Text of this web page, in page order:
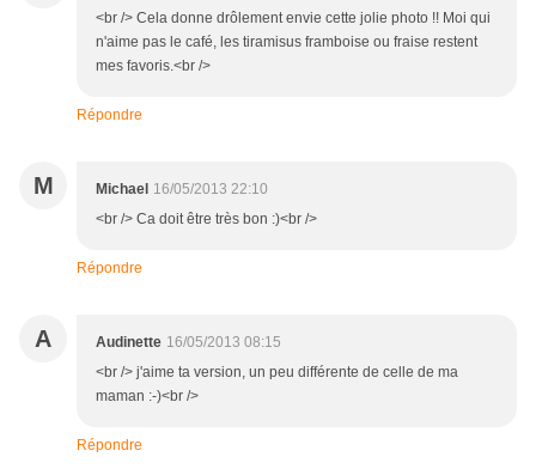
<br /> Cela donne drôlement envie cette jolie photo !! Moi qui
n'aime pas le café, les tiramisus framboise ou fraise restent
mes favoris.<br />
Répondre
M Michael 16/05/2013 22:10
<br /> Ca doit être très bon :)<br />
Répondre
A Audinette 16/05/2013 08:15
<br /> j'aime ta version, un peu différente de celle de ma
maman :-)<br />
Répondre